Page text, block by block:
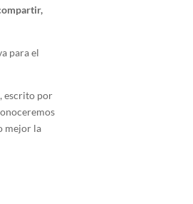
para el
escrito por
mejor la